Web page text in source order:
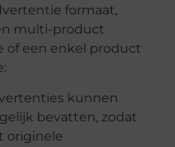
formaat,
multi-product
of een enkel product
kunnen
bevatten, zodat
originele